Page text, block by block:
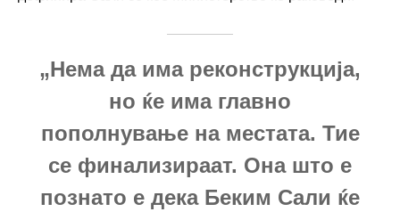
„Нема да има реконструкција,
но ќе има главно
пополнување на местата. Тие
се финализираат. Она што е
познато е дека Беким Сали ќе